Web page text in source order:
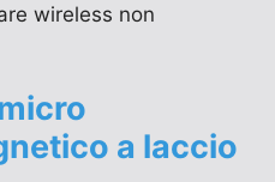
wireless non
a laccio